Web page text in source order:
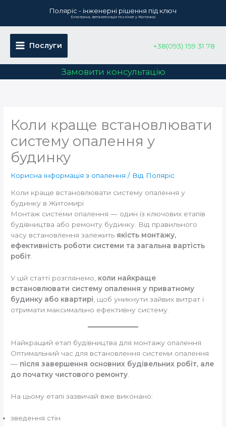
вмісту
Поляріс - інженерні рішення під ключ
Електрика, автоматизація та клімат у Житомирі
Послуги +38(093) 159 31 78
Замовити консультацію
Коли краще встановлювати
систему опалення у
будинку
Корисна інформація з опалення / Від Поляріс
Коли краще встановлювати систему опалення у
будинку в Житомирі
Монтаж системи опалення — один із ключових етапів
будівництва або ремонту будинку. Від правильного
часу встановлення залежить якість монтажу,
ефективність роботи системи та загальна вартість
робіт
У цій статті розглянемо, коли найкраще
встановлювати систему опалення у приватному
будинку або квартирі , щоб уникнути зайвих витрат і
отримати максимально ефективну систему.
Найкращий етап будівництва для монтажу опалення
Оптимальний час для встановлення системи опалення
— після завершення основних будівельних робіт, але
до початку чистового ремонту
На цьому етапі зазвичай вже виконано:
зведення стін